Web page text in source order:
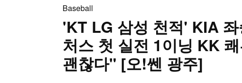
Baseball
'KT LG 삼성 천적' KIA
처스 첫 실전 1이닝 KK
괜찮다" [오!쎈 광주]